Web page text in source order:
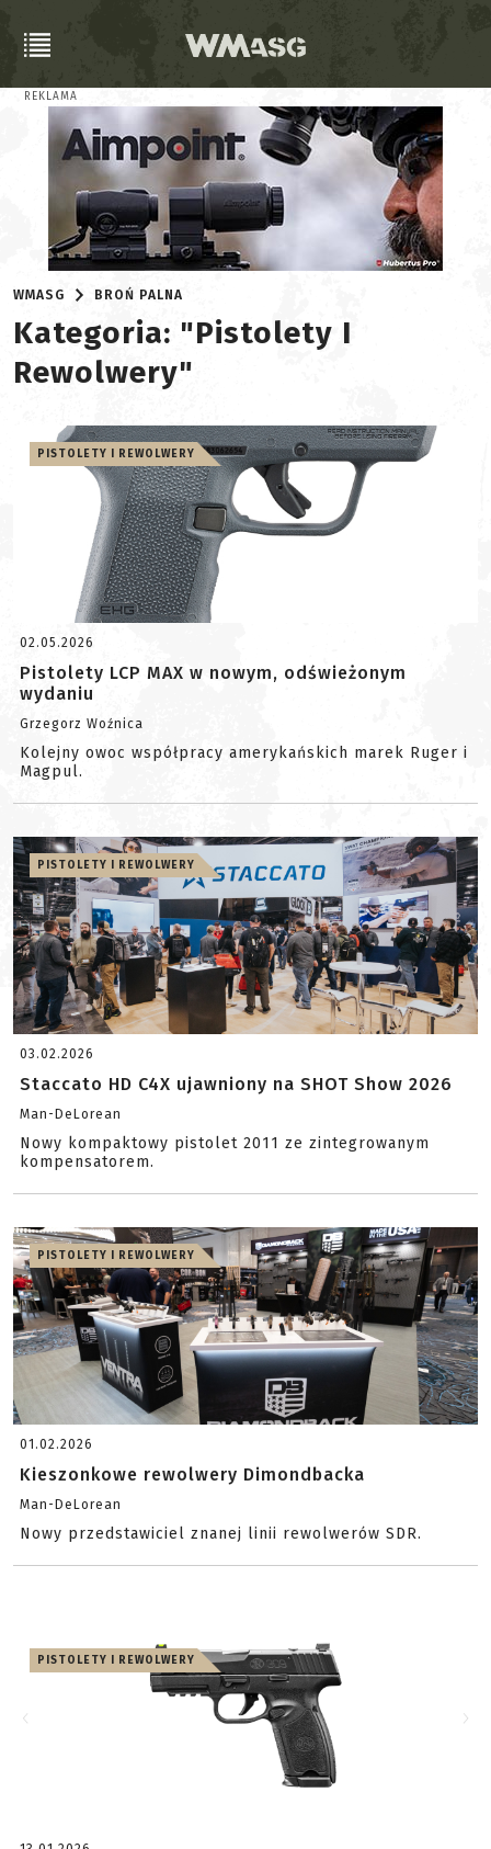
REKLAMA
WMASG BROŃ PALNA
Kategoria: "Pistolety I
Rewolwery"
PISTOLETY I REWOLWERY
02.05.2026
Pistolety LCP MAX w nowym, odświeżonym
wydaniu
Grzegorz Woźnica
Kolejny owoc współpracy amerykańskich marek Ruger i
Magpul.
PISTOLETY I REWOLWERY
03.02.2026
Staccato HD C4X ujawniony na SHOT Show 2026
Man-DeLorean
Nowy kompaktowy pistolet 2011 ze zintegrowanym
kompensatorem.
PISTOLETY I REWOLWERY
01.02.2026
Kieszonkowe rewolwery Dimondbacka
Man-DeLorean
Nowy przedstawiciel znanej linii rewolwerów SDR.
PISTOLETY I REWOLWERY